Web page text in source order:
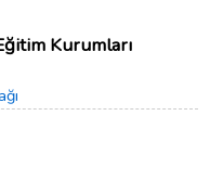
Kurumları